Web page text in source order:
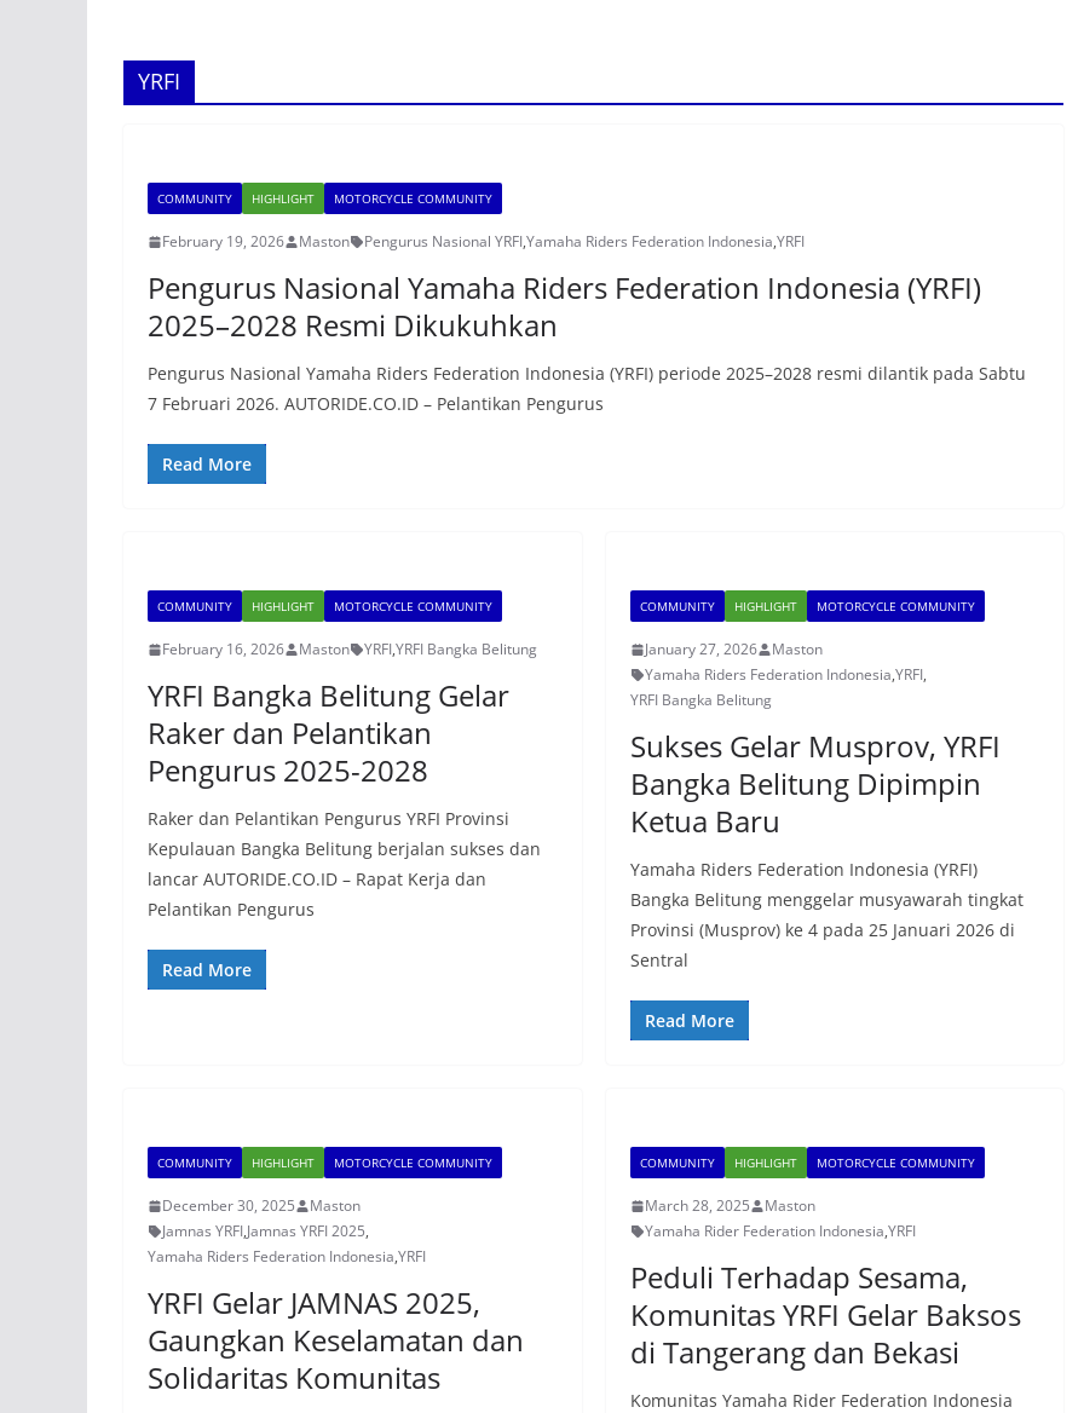
YRFI
COMMUNITY HIGHLIGHT MOTORCYCLE COMMUNITY
February 19, 2026 Maston Pengurus Nasional YRFI,Yamaha Riders Federation Indonesia,YRFI
Pengurus Nasional Yamaha Riders Federation Indonesia (YRFI)
2025–2028 Resmi Dikukuhkan
Pengurus Nasional Yamaha Riders Federation Indonesia (YRFI) periode 2025–2028 resmi dilantik pada Sabtu
7 Februari 2026. AUTORIDE.CO.ID – Pelantikan Pengurus
Read More
COMMUNITY HIGHLIGHT MOTORCYCLE COMMUNITY
February 16, 2026 Maston YRFI,YRFI Bangka Belitung
YRFI Bangka Belitung Gelar
Raker dan Pelantikan
Pengurus 2025-2028
Raker dan Pelantikan Pengurus YRFI Provinsi
Kepulauan Bangka Belitung berjalan sukses dan
lancar AUTORIDE.CO.ID – Rapat Kerja dan
Pelantikan Pengurus
Read More
COMMUNITY HIGHLIGHT MOTORCYCLE COMMUNITY
January 27, 2026
Maston
Yamaha Riders Federation Indonesia,YRFI,
YRFI Bangka Belitung
Sukses Gelar Musprov, YRFI
Bangka Belitung Dipimpin
Ketua Baru
Yamaha Riders Federation Indonesia (YRFI)
Bangka Belitung menggelar musyawarah tingkat
Provinsi (Musprov) ke 4 pada 25 Januari 2026 di
Sentral
Read More
COMMUNITY HIGHLIGHT MOTORCYCLE COMMUNITY
December 30, 2025
Maston
Jamnas YRFI,Jamnas YRFI 2025,
Yamaha Riders Federation Indonesia,YRFI
YRFI Gelar JAMNAS 2025,
Gaungkan Keselamatan dan
Solidaritas Komunitas
COMMUNITY HIGHLIGHT MOTORCYCLE COMMUNITY
March 28, 2025
Maston
Yamaha Rider Federation Indonesia,YRFI
Peduli Terhadap Sesama,
Komunitas YRFI Gelar Baksos
di Tangerang dan Bekasi
Komunitas Yamaha Rider Federation Indonesia